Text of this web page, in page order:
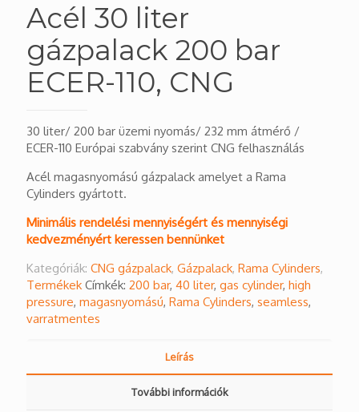
Acél 30 liter
gázpalack 200 bar
ECER-110, CNG
30 liter/ 200 bar üzemi nyomás/ 232 mm átmérő /
ECER-110 Európai szabvány szerint CNG felhasználás
Acél magasnyomású gázpalack amelyet a Rama
Cylinders gyártott.
Minimális rendelési mennyiségért és mennyiségi
kedvezményért keressen bennünket
Kategóriák: CNG gázpalack, Gázpalack, Rama Cylinders,
Termékek Címkék: 200 bar, 40 liter, gas cylinder, high
pressure, magasnyomású, Rama Cylinders, seamless,
varratmentes
Leírás
További információk